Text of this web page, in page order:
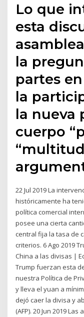
Lo que
esta
la
partes
la
la nueva
cuerpo
22 Jul 2019 La
históricamente ha
política comercial
posee una cierta
central fija la tasa de
criterios. 6 Ago 2019
China a las divisas |
Trump fuerzan esta
nuestra Política de
y lleva el yuan a
dejó caer la divisa y
(AFP). 20 Jun 2019